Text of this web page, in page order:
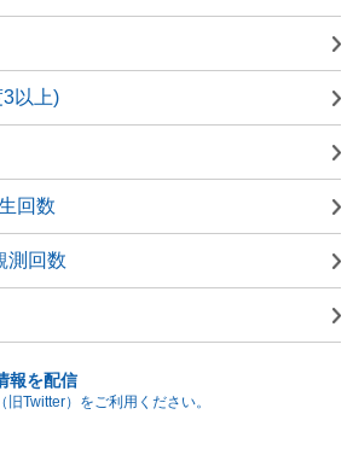
以上)
回数
測回数
報を配信
Twitter）をご利用ください。